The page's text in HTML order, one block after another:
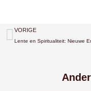
Vorige
VORIGE
Lente en Spiritualiteit: Nieuwe